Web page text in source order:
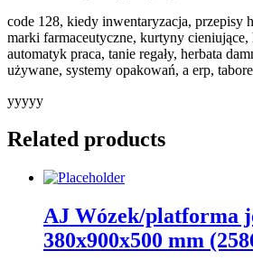
code 128, kiedy inwentaryzacja, przepisy
marki farmaceutyczne, kurtyny
automatyk praca, tanie regały, herbata
używane, systemy opakowań, a erp,
yyyyy
Related products
AJ Wózek/platforma
380x900x500 mm